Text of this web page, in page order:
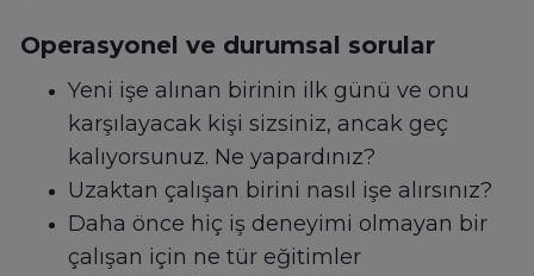
Operasyonel ve durumsal sorular
Yeni işe alınan birinin ilk günü ve onu
karşılayacak kişi sizsiniz, ancak geç
kalıyorsunuz. Ne yapardınız?
Uzaktan çalışan birini nasıl işe alırsınız?
Daha önce hiç iş deneyimi olmayan bir
çalışan için ne tür eğitimler